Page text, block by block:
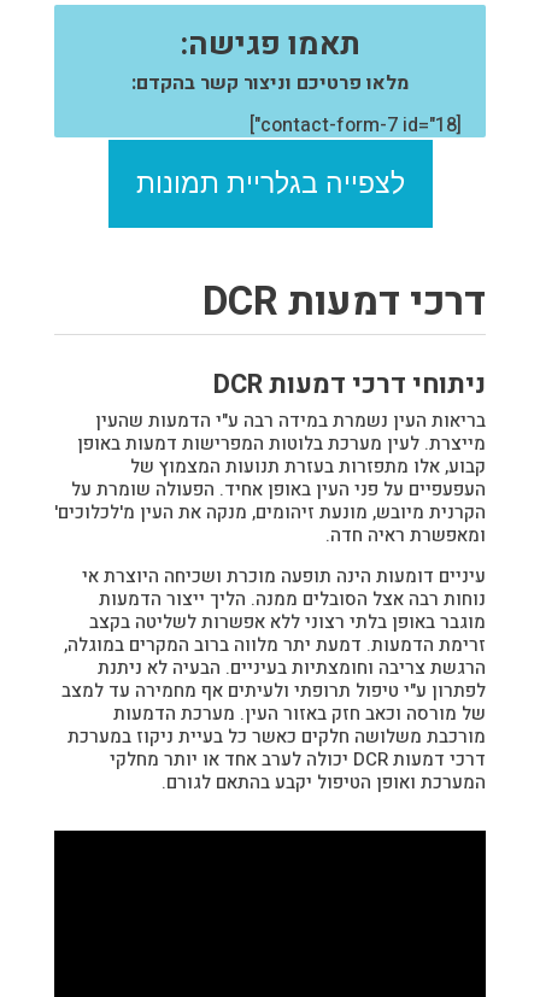
תאמו פגישה:
מלאו פרטיכם וניצור קשר בהקדם:
[contact-form-7 id="18"]
לצפייה בגלריית תמונות
דרכי דמעות DCR
ניתוחי דרכי דמעות DCR
בריאות העין נשמרת במידה רבה ע"י הדמעות שהעין
מייצרת. לעין מערכת בלוטות המפרישות דמעות באופן
קבוע, אלו מתפזרות בעזרת תנועות המצמוץ של
העפעפיים על פני העין באופן אחיד. הפעולה שומרת על
הקרנית מיובש, מונעת זיהומים, מנקה את העין מ'לכלוכים'
ומאפשרת ראיה חדה.
עיניים דומעות הינה תופעה מוכרת ושכיחה היוצרת אי
נוחות רבה אצל הסובלים ממנה. הליך ייצור הדמעות
מוגבר באופן בלתי רצוני ללא אפשרות לשליטה בקצב
זרימת הדמעות. דמעת יתר מלווה ברוב המקרים במוגלה,
הרגשת צריבה וחומצתיות בעיניים. הבעיה לא ניתנת
לפתרון ע"י טיפול תרופתי ולעיתים אף מחמירה עד למצב
של מורסה וכאב חזק באזור העין. מערכת הדמעות
מורכבת משלושה חלקים כאשר כל בעיית ניקוז במערכת
דרכי דמעות DCR יכולה לערב אחד או יותר מחלקי
המערכת ואופן הטיפול יקבע בהתאם לגורם.